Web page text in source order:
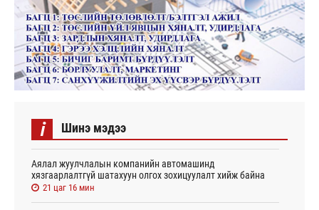
i Шинэ мэдээ
Аялал жуулчлалын компанийн автомашинд
хязгаарлалтгүй шатахуун олгох зохицуулалт хийж байна
21 цаг 16 мин